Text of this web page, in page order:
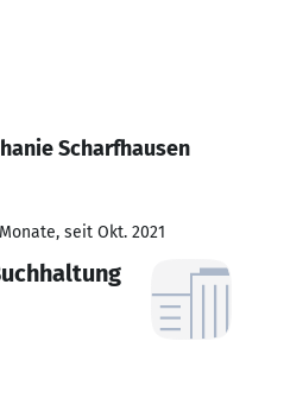
Scharfhausen
seit Okt. 2021